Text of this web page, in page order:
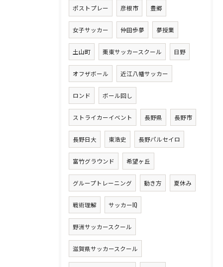
ポストプレー 彦根市 豊郷
女子サッカー 仲田歩夢 夢授業
土山町 栗東サッカースクール 日野
オフザボール 近江八幡サッカー
ロンド ボール回し
ストライカーイベント 長野県 長野市
長野日大 東浩史 長野パルセイロ
富竹グラウンド 希望ヶ丘
グループトレーニング 動き方 夏休み
戦術理解 サッカーIQ
野洲サッカースクール
滋賀県サッカースクール